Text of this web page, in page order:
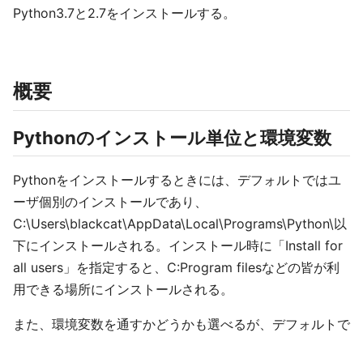
Python3.7と2.7をインストールする。
概要
Pythonのインストール単位と環境変数
Pythonをインストールするときには、デフォルトではユ
ーザ個別のインストールであり、
C:\Users\blackcat\AppData\Local\Programs\Python\以
下にインストールされる。インストール時に「Install for
all users」を指定すると、C:Program filesなどの皆が利
用できる場所にインストールされる。
また、環境変数を通すかどうかも選べるが、デフォルトで